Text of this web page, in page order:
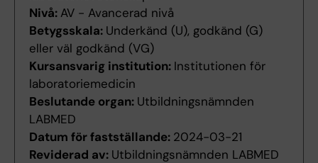
Nivå: AV - Avancerad nivå
Betygsskala: Underkänd (U), godkänd (G)
eller väl godkänd (VG)
Kursansvarig institution: Institutionen för
laboratoriemedicin
Beslutande organ: Utbildningsnämnden
LABMED
Datum för fastställande: 2024-03-21
Reviderad av: Utbildningsnämnden LABMED